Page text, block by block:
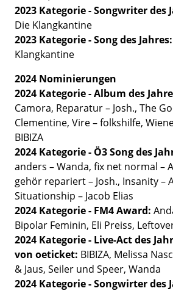
2023 Kategorie - Songwriter des
Die Klangkantine
2023 Kategorie - Song des Jahres:
Klangkantine
2024 Nominierungen
2024 Kategorie - Album des
Camora, Reparatur – Josh., The
Clementine, Vire – folkshilfe,
BIBIZA
2024 Kategorie - Ö3 Song des
anders – Wanda, fix net normal –
gehör repariert – Josh., Insanity –
Situationship – Jacob Elias
2024 Kategorie - FM4 Award:
Bipolar Feminin, Eli Preiss,
2024 Kategorie - Live-Act des
von oeticket: BIBIZA, Melissa
& Jaus, Seiler und Speer, Wanda
2024 Kategorie -Songwirter des